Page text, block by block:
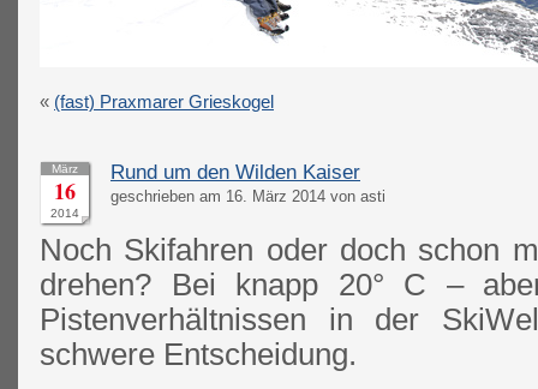
« (fast) Praxmarer Grieskogel
März
16
2014
Rund um den Wilden Kaiser
geschrieben am 16. März 2014 von asti
Noch Skifahren oder doch schon
drehen? Bei knapp 20° C –
Pistenverhältnissen in der
schwere Entscheidung.